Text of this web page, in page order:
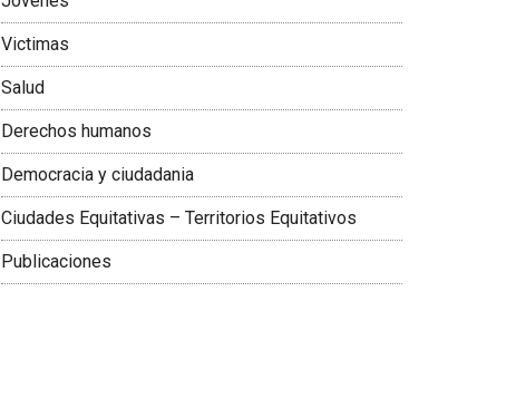
Victimas
Salud
Derechos humanos
Democracia y ciudadania
Ciudades Equitativas – Territorios Equitativos
Publicaciones